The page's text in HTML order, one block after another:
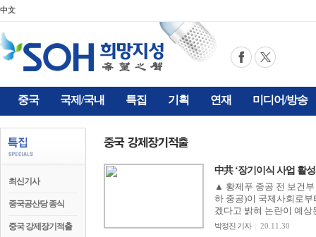
中文
중국 국제/국내 특집 기획 연재 미디어/방송
최신기사
중국공산당 종식
중국 강제장기적출
中共 ‘장기이식 사업 활성
▲ 황제푸 중공 전 보건
하 중공)이 국제사회로
겠다고 밝혀 논란이 예상
박정진 기자 20.11.30